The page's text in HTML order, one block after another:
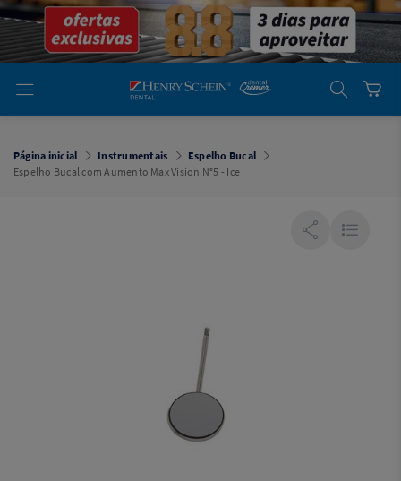
emDental
Cremer -
Henry Schein
Laboratório
Laboratório
Cremer -
Henry Schein
Página inicial Instrumentais
Espelho Bucal
Espelho Bucal com Aumento Max Vision N°5 - Ice